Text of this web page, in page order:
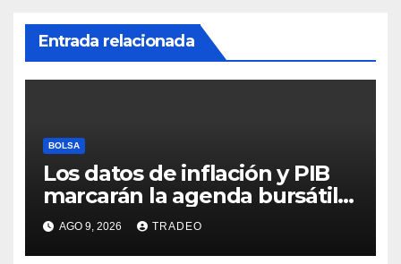
Entrada relacionada
BOLSA
Los datos de inflación y PIB
marcarán la agenda bursátil
de la próxima semana
AGO 9, 2026 TRADEO